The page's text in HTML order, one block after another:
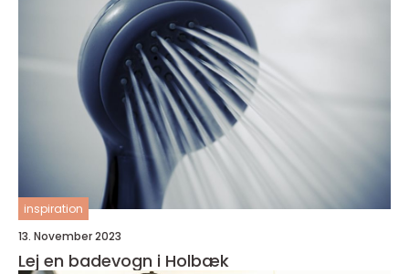
inspiration
13. November 2023
Lej en badevogn i Holbæk